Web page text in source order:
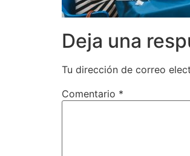
Deja una
Tu dirección de correo
Comentario *